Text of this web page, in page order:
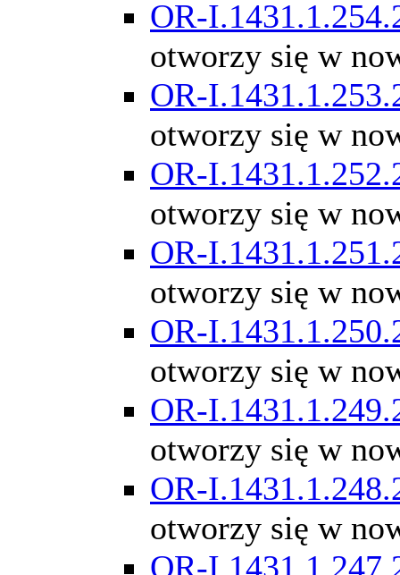
OR-
otworzy się w
OR-
otworzy się w
OR-
otworzy się w
OR-
otworzy się w
OR-
otworzy się w
OR-
otworzy się w
OR-
otworzy się w
OR-